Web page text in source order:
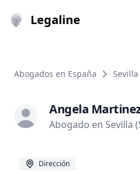
Legaline
Abogados en España Sevilla
Angela
Abogado en Sevilla
Dirección